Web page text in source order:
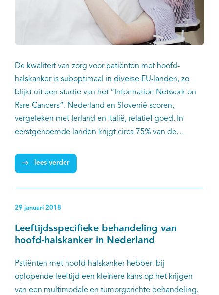
De kwaliteit van zorg voor patiënten met hoofd-
halskanker is suboptimaal in diverse EU-landen, zo
blijkt uit een studie van het “Information Network on
Rare Cancers”. Nederland en Slovenië scoren,
vergeleken met Ierland en Italië, relatief goed. In
eerstgenoemde landen krijgt circa 75% van de
ziekenhuis, terwijl dat aandeel in Ierland en Italië en
de meeste andere EU-landen aanzienlijk lager ligt. De
daarom maatregelen voor het waarborgen van goede
kwaliteit van zorg voor deze patiënten. Bijvoorbeeld
door deze zorg te centraliseren in gespecialiseerde
lees verder
29 januari 2018
Leeftijdsspecifieke behandeling van
hoofd-halskanker in Nederland
Patiënten met hoofd-halskanker hebben bij
oplopende leeftijd een kleinere kans op het krijgen
van een multimodale en tumorgerichte behandeling.